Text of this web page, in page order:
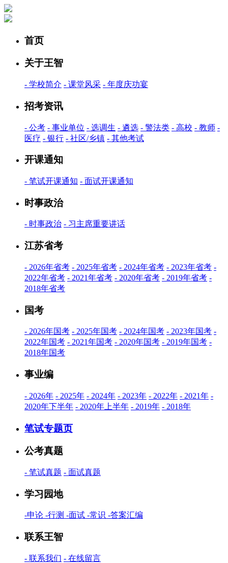
首页
关于王智
- 学校简介 - 课堂风采 - 年度庆功宴
招考资讯
- 公考 - 事业单位 - 选调生 - 遴选 - 警法类 - 高校 - 教师 -
医疗 - 银行 - 社区/乡镇 - 其他考试
开课通知
- 笔试开课通知 - 面试开课通知
时事政治
- 时事政治 - 习主席重要讲话
江苏省考
- 2026年省考 - 2025年省考 - 2024年省考 - 2023年省考 -
2022年省考 - 2021年省考 - 2020年省考 - 2019年省考 -
2018年省考
国考
- 2026年国考 - 2025年国考 - 2024年国考 - 2023年国考 -
2022年国考 - 2021年国考 - 2020年国考 - 2019年国考 -
2018年国考
事业编
- 2026年 - 2025年 - 2024年 - 2023年 - 2022年 - 2021年 -
2020年下半年 - 2020年上半年 - 2019年 - 2018年
笔试专题页
公考真题
- 笔试真题 - 面试真题
学习园地
-申论 -行测 -面试 -常识 -答案汇编
联系王智
- 联系我们 - 在线留言